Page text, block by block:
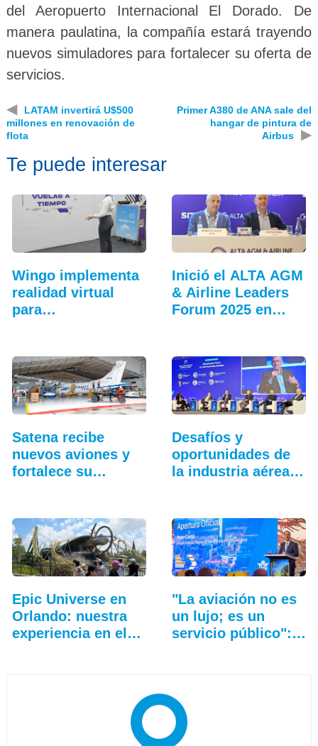
del Aeropuerto Internacional El Dorado. De
manera paulatina, la compañía estará trayendo
nuevos simuladores para fortalecer su oferta de
servicios.
◀
LATAM invertirá U$500
millones en renovación de
flota
Primer A380 de ANA sale del
hangar de pintura de
Airbus
▶
Te puede interesar
Wingo implementa
realidad virtual
para
Inició el ALTA AGM
& Airline Leaders
Forum 2025 en
Satena recibe
nuevos aviones y
fortalece su
Desafíos y
oportunidades de
la industria aérea
Epic Universe en
Orlando: nuestra
experiencia en el…
"La aviación no es
un lujo; es un
servicio público":…